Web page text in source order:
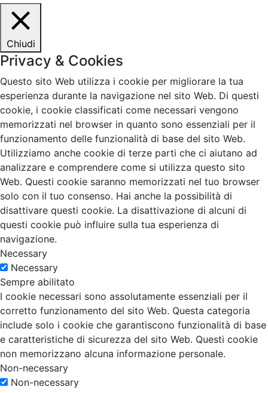
Chiudi
Privacy & Cookies
Questo sito Web utilizza i cookie per migliorare la tua
esperienza durante la navigazione nel sito Web. Di questi
cookie, i cookie classificati come necessari vengono
memorizzati nel browser in quanto sono essenziali per il
funzionamento delle funzionalità di base del sito Web.
Utilizziamo anche cookie di terze parti che ci aiutano ad
analizzare e comprendere come si utilizza questo sito
Web. Questi cookie saranno memorizzati nel tuo browser
solo con il tuo consenso. Hai anche la possibilità di
disattivare questi cookie. La disattivazione di alcuni di
questi cookie può influire sulla tua esperienza di
navigazione.
Necessary
Necessary
Sempre abilitato
I cookie necessari sono assolutamente essenziali per il
corretto funzionamento del sito Web. Questa categoria
include solo i cookie che garantiscono funzionalità di base
e caratteristiche di sicurezza del sito Web. Questi cookie
non memorizzano alcuna informazione personale.
Non-necessary
Non-necessary